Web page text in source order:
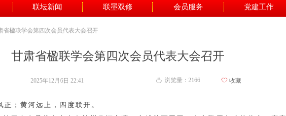
联坛新闻 联墨双修 会员服务 党建工作
甘肃省楹联学会第四次会员代表大会召开
省楹联学会第四次会员代表大会召开
正；黄河远上，四度联开。
2025年12月6日 22:41 ꄘ 浏览量： 2166 ꄀ 收藏